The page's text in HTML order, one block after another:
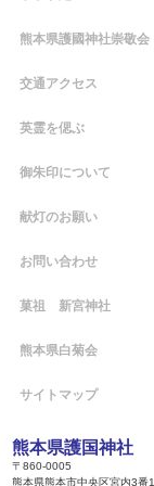
熊本県護國神社崇敬会
交通アクセス
英霊を偲ぶ
御朱印について
献灯のお願い
お問い合わせ
菓祖 新宮神社
熊本県白菊会
サイトマップ
熊本県護国神社
〒860-0005
熊本県熊本市中央区宮内3番